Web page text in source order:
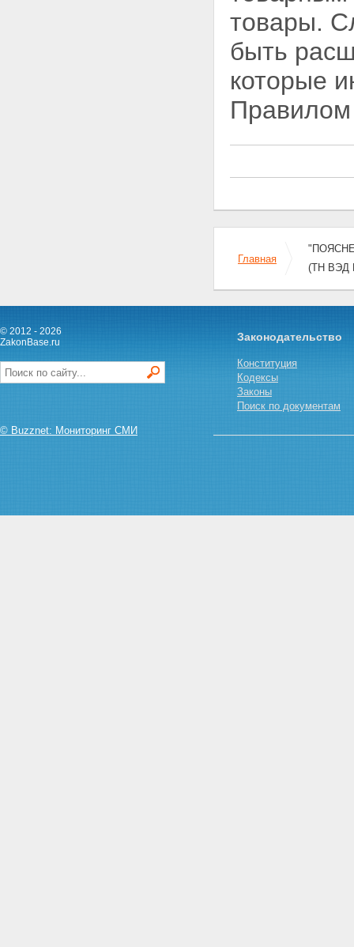
товары.
быть
которые
Главная
(ТН ВЭД
© 2012 - 2026
ZakonBase.ru
© Buzznet: Мониторинг СМИ
Законодательство
Конституция
Кодексы
Законы
Поиск по документам